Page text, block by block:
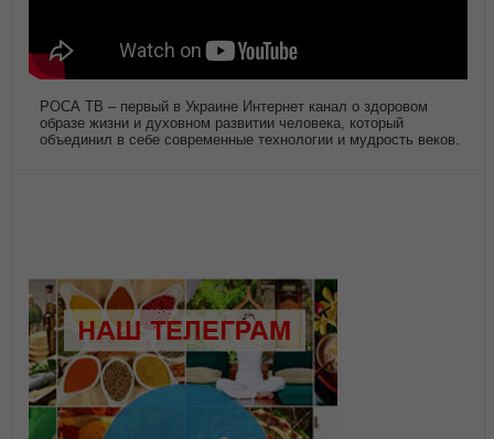
РОСА ТВ – первый в Украине Интернет канал о здоровом
образе жизни и духовном развитии человека, который
объединил в себе современные технологии и мудрость веков.